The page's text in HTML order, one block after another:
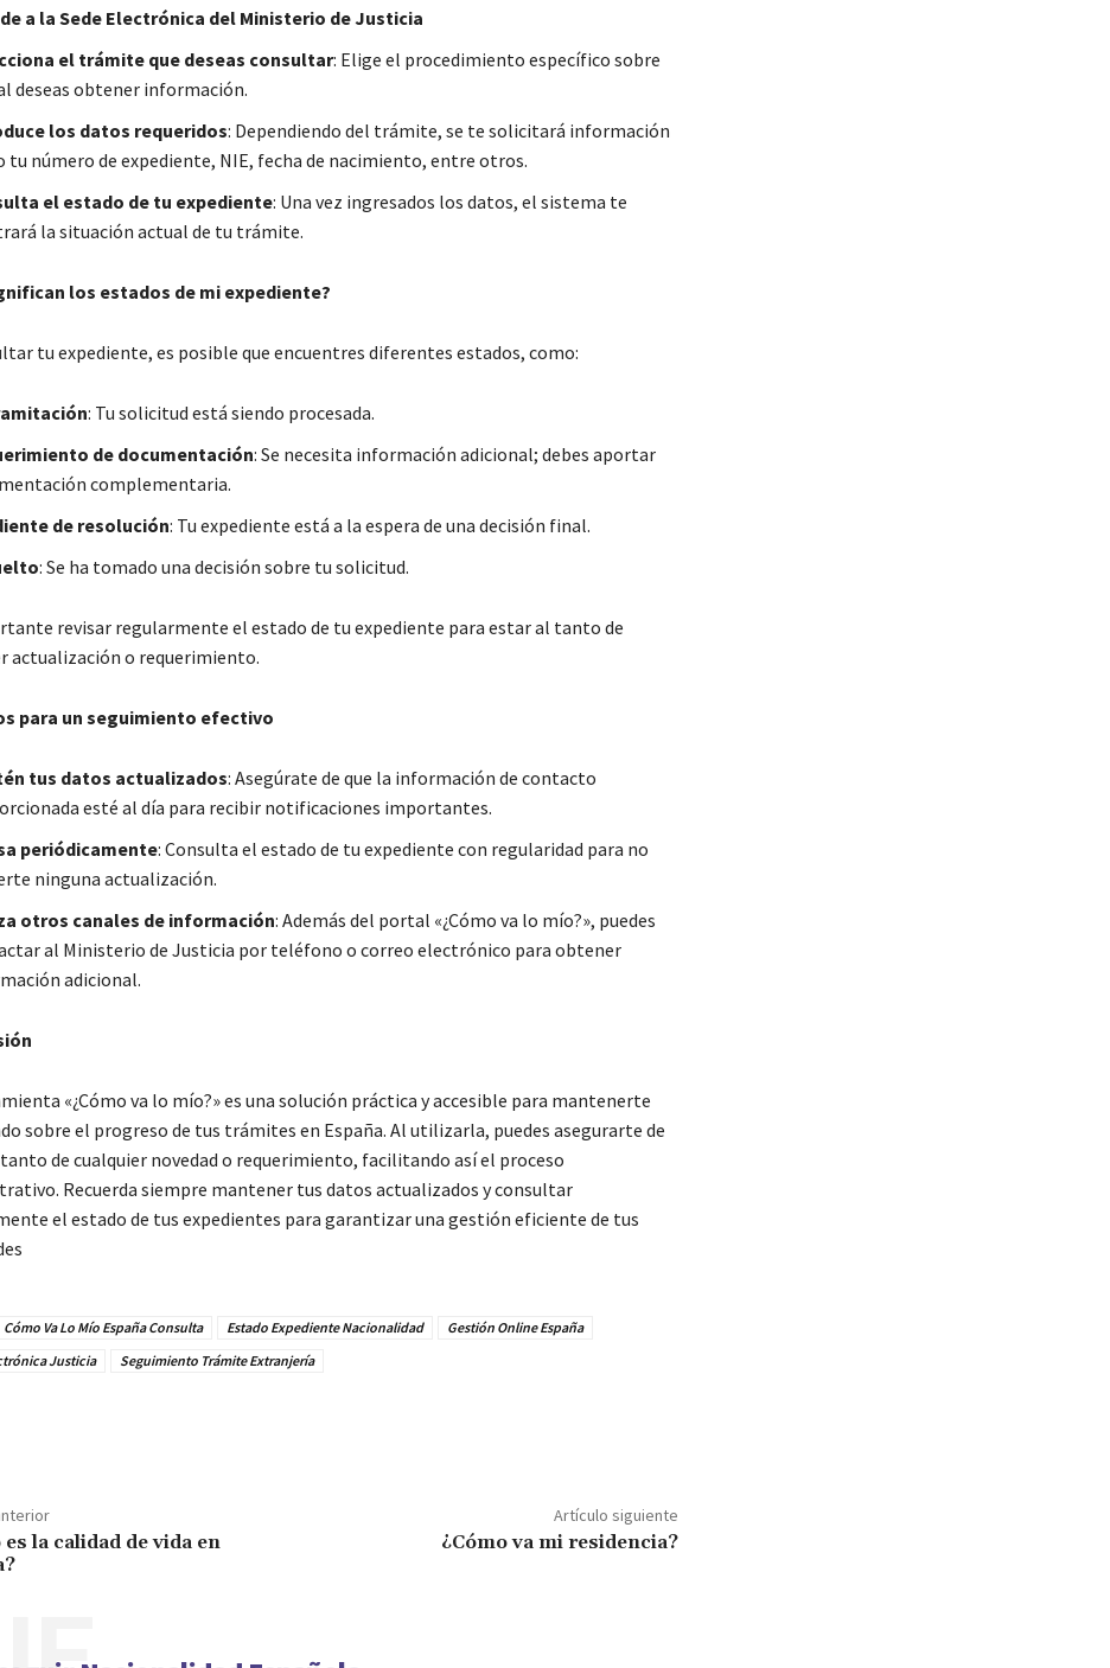
a la Sede Electrónica del Ministerio de Justicia
el trámite que deseas consultar: Elige el procedimiento específico sobre
deseas obtener información.
los datos requeridos: Dependiendo del trámite, se te solicitará información
tu número de expediente, NIE, fecha de nacimiento, entre otros.
el estado de tu expediente: Una vez ingresados los datos, el sistema te
la situación actual de tu trámite.
los estados de mi expediente?
tu expediente, es posible que encuentres diferentes estados, como:
: Tu solicitud está siendo procesada.
de documentación: Se necesita información adicional; debes aportar
complementaria.
de resolución: Tu expediente está a la espera de una decisión final.
: Se ha tomado una decisión sobre tu solicitud.
revisar regularmente el estado de tu expediente para estar al tanto de
actualización o requerimiento.
para un seguimiento efectivo
tus datos actualizados: Asegúrate de que la información de contacto
esté al día para recibir notificaciones importantes.
periódicamente: Consulta el estado de tu expediente con regularidad para no
ninguna actualización.
otros canales de información: Además del portal «¿Cómo va lo mío?», puedes
al Ministerio de Justicia por teléfono o correo electrónico para obtener
adicional.
«¿Cómo va lo mío?» es una solución práctica y accesible para mantenerte
sobre el progreso de tus trámites en España. Al utilizarla, puedes asegurarte de
de cualquier novedad o requerimiento, facilitando así el proceso
Recuerda siempre mantener tus datos actualizados y consultar
el estado de tus expedientes para garantizar una gestión eficiente de tus
Cómo Va Lo Mío España Consulta Estado Expediente Nacionalidad
Gestión Online España
Justicia
Seguimiento Trámite Extranjería
es la calidad de vida en
Artículo siguiente
¿Cómo va mi residencia?